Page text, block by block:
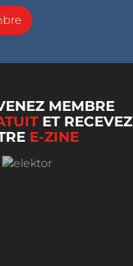
MEMBRE
ET RECEVEZ
E-ZINE